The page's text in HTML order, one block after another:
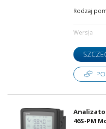
Protokół
Rodzaj
Wersja
46S-PM